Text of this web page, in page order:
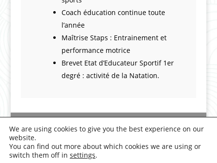
Coach éducation continue toute
l’année
Maîtrise Staps : Entrainement et
performance motrice
Brevet Etat d’Educateur Sportif 1er
degré : activité de la Natation.
Deontology | Legal Notice
|
We are using cookies to give you the best experience on our
website.
You can find out more about which cookies we are using or
switch them off in settings.